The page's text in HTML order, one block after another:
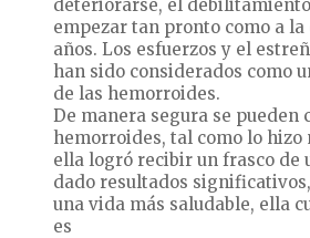
deteriorarse, el
empezar tan pronto como a
años. Los esfuerzos y el
han sido considerados como
de las hemorroides.
De manera segura se pueden
hemorroides, tal como lo hizo
ella logró recibir un frasco de
dado resultados
una vida más saludable, ella
es